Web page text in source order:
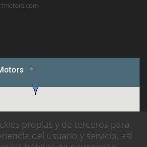
propias y de terceros para
del usuario y servicio, así